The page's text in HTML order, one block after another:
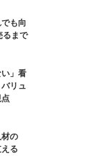
も向
るまで
い」看
リュ
の
る